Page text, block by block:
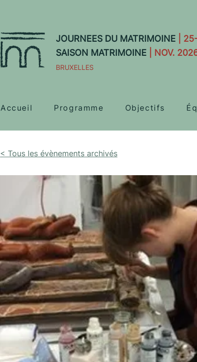
JOURNEES DU MATRIMOINE
|
SAISON MATRIMOINE
| NOV.
BRUXELLES
Accueil Programme Objectifs
< Tous les évènements archivés